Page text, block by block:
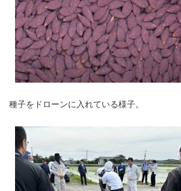
種子をドローンに入れている様子。